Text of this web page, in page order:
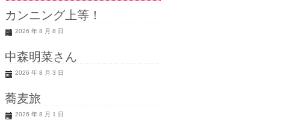
カンニング上等！
2026 年 8 月 8 日
中森明菜さん
2026 年 8 月 3 日
蕎麦旅
2026 年 8 月 1 日